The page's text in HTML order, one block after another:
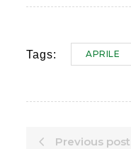
Tags: APRILE
Previous post